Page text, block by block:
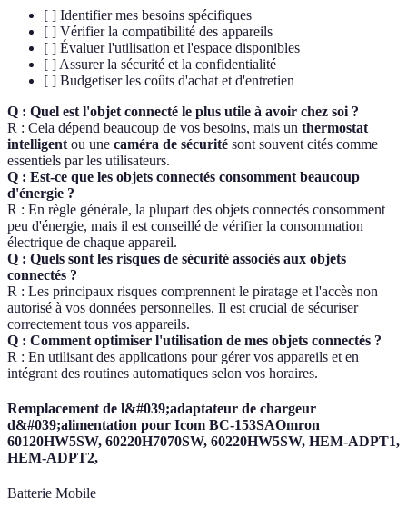
[ ] Identifier mes besoins spécifiques
[ ] Vérifier la compatibilité des appareils
[ ] Évaluer l'utilisation et l'espace disponibles
[ ] Assurer la sécurité et la confidentialité
[ ] Budgetiser les coûts d'achat et d'entretien
Q : Quel est l'objet connecté le plus utile à avoir chez soi ?
R : Cela dépend beaucoup de vos besoins, mais un thermostat
intelligent ou une caméra de sécurité sont souvent cités comme
essentiels par les utilisateurs.
Q : Est-ce que les objets connectés consomment beaucoup
d'énergie ?
R : En règle générale, la plupart des objets connectés consomment
peu d'énergie, mais il est conseillé de vérifier la consommation
électrique de chaque appareil.
Q : Quels sont les risques de sécurité associés aux objets
connectés ?
R : Les principaux risques comprennent le piratage et l'accès non
autorisé à vos données personnelles. Il est crucial de sécuriser
correctement tous vos appareils.
Q : Comment optimiser l'utilisation de mes objets connectés ?
R : En utilisant des applications pour gérer vos appareils et en
intégrant des routines automatiques selon vos horaires.
Remplacement de l&#039;adaptateur de chargeur
d&#039;alimentation pour Icom BC-153SAOmron
60120HW5SW, 60220H7070SW, 60220HW5SW, HEM-ADPT1,
HEM-ADPT2,
Batterie Mobile